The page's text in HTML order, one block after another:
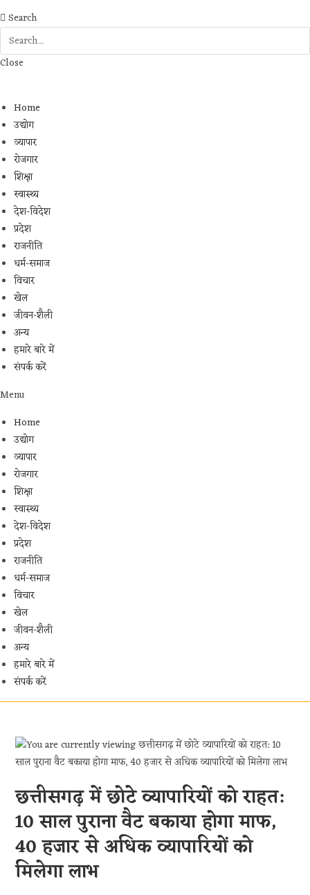
Search
Close
Home
उद्योग
व्यापार
रोजगार
शिक्षा
स्वास्थ्य
देश-विदेश
प्रदेश
राजनीति
धर्म-समाज
विचार
खेल
जीवन-शैली
अन्य
हमारे बारे में
संपर्क करें
Menu
Home
उद्योग
व्यापार
रोजगार
शिक्षा
स्वास्थ्य
देश-विदेश
प्रदेश
राजनीति
धर्म-समाज
विचार
खेल
जीवन-शैली
अन्य
हमारे बारे में
संपर्क करें
छत्तीसगढ़ में छोटे व्यापारियों को राहत:
10 साल पुराना वैट बकाया होगा माफ,
40 हजार से अधिक व्यापारियों को
मिलेगा लाभ